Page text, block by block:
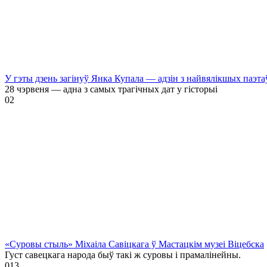
У гэты дзень загінуў Янка Купала — адзін з найвялікшых
28 чэрвеня — адна з самых трагічных дат у гісторыі
02
«Суровы стыль» Міхаіла Савіцкага ў Мастацкім музеі Віцебска
Густ савецкага народа быў такі ж суровы і прамалінейны.